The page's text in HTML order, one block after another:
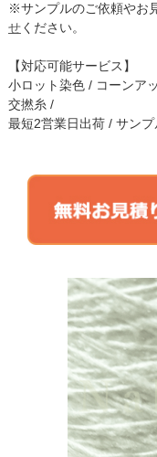
※サンプルのご依頼やお
せください。
【対応可能サービス】
小ロット染色 / コーンア
交撚糸 /
最短2営業日出荷 / サン